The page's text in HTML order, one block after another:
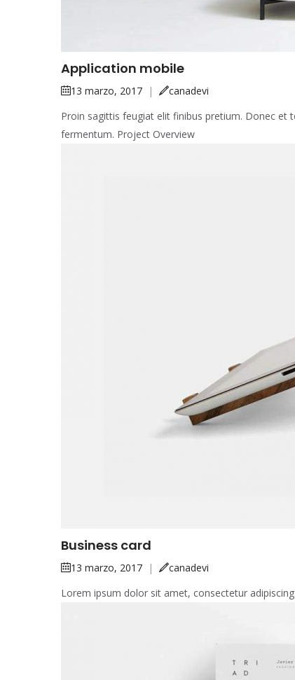
Application mobile
13 marzo, 2017 |
canadevi
Proin sagittis feugiat elit finibus pretium. Donec et
fermentum. Project Overview
Business card
13 marzo, 2017 |
canadevi
Lorem ipsum dolor sit amet, consectetur